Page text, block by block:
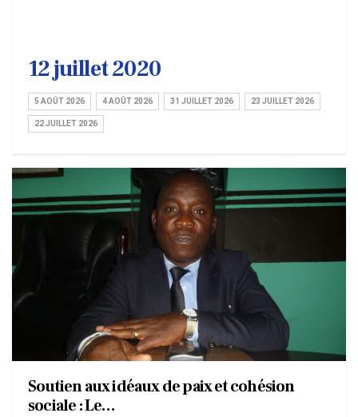
12 juillet 2020
5 AOÛT 2026 4 AOÛT 2026 31 JUILLET 2026 23 JUILLET 2026
22 JUILLET 2026
Soutien aux idéaux de paix et cohésion
sociale : Le…